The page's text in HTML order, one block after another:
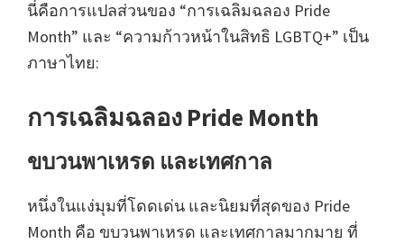
นี่คือการแปลส่วนของ “การเฉลิมฉลอง Pride
Month” และ “ความก้าวหน้าในสิทธิ LGBTQ+” เป็น
ภาษาไทย:
การเฉลิมฉลอง Pride Month
ขบวนพาเหรด และเทศกาล
หนึ่งในแง่มุมที่โดดเด่น และนิยมที่สุดของ Pride
Month คือ ขบวนพาเหรด และเทศกาลมากมาย ที่